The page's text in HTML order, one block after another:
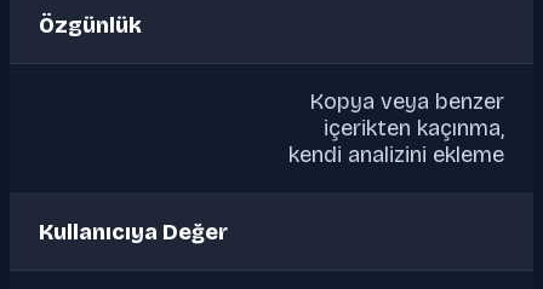
Özgünlük
Kopya veya benzer
içerikten kaçınma,
kendi analizini ekleme
Kullanıcıya Değer